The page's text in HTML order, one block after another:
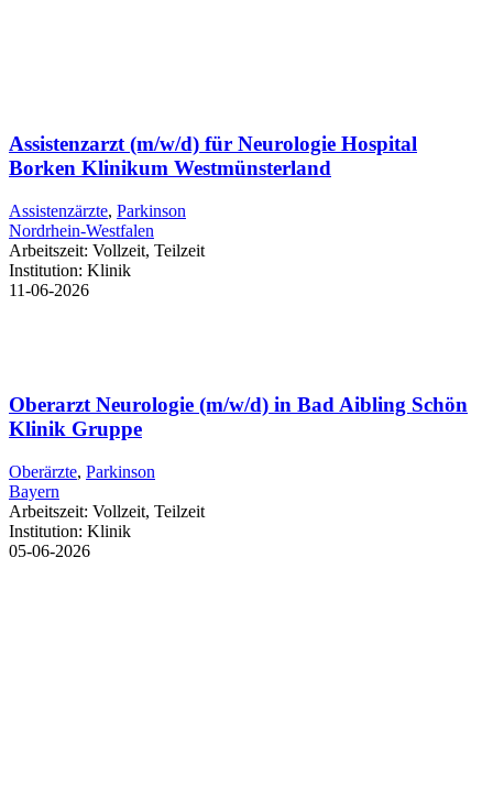
Assistenzarzt (m/w/d) für Neurologie Hospital
Borken Klinikum Westmünsterland
Assistenzärzte, Parkinson
Nordrhein-Westfalen
Arbeitszeit: Vollzeit, Teilzeit
Institution: Klinik
11-06-2026
Oberarzt Neurologie (m/w/d) in Bad Aibling Schön
Klinik Gruppe
Oberärzte, Parkinson
Bayern
Arbeitszeit: Vollzeit, Teilzeit
Institution: Klinik
05-06-2026